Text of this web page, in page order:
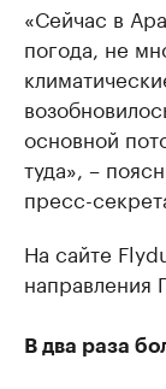
«Сейчас в
погода, не
основной
туда», –
пресс-
На сайте
направления
В два раза